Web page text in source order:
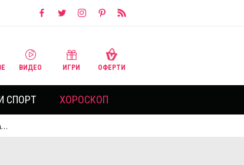
ВИДЕО ИГРИ ОФЕРТИ
СПОРТ ХОРОСКОП